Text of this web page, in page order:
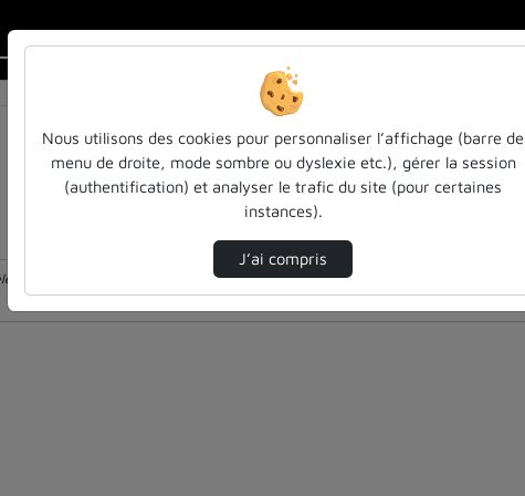
ci-dessous. Consultez les options pour ajuster les résultats.
Nous utilisons des cookies pour personnaliser l’affichage (barre de
menu de droite, mode sombre ou dyslexie etc.), gérer la session
(authentification) et analyser le trafic du site (pour certaines
instances).
J’ai compris